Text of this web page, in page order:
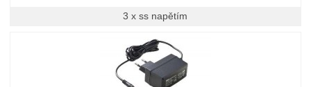
3 x ss napětím